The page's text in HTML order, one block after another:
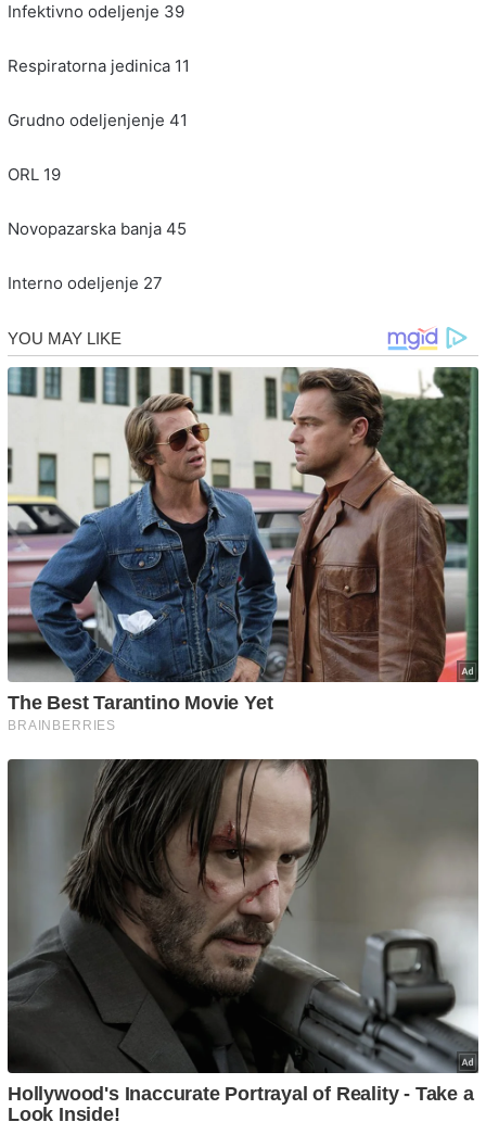
Infektivno odeljenje 39
Respiratorna jedinica 11
Grudno odeljenjenje 41
ORL 19
Novopazarska banja 45
Interno odeljenje 27